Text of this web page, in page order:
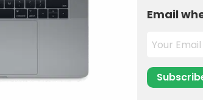
Email